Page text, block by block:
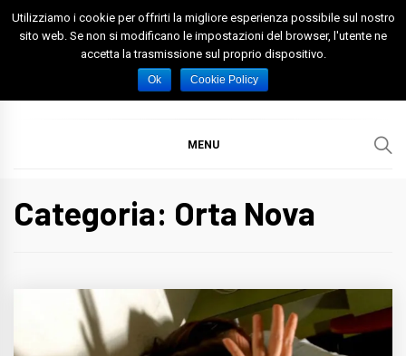
Skip
Spazio Foggia
Foggia News Calcio Eventi e Attività nella Capitanata
MENU
Categoria: Orta Nova
Utilizziamo i cookie per offrirti la migliore esperienza possibile sul nostro
sito web. Se non si modificano le impostazioni del browser, l'utente ne
accetta la trasmissione sul proprio dispositivo.
Ok Cookie Policy